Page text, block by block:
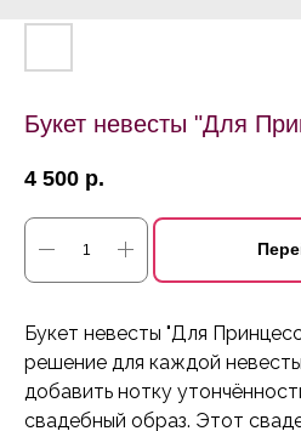
Букет невесты "Для
4 500 р.
Букет невесты "Для
решение для каждой
добавить нотку
свадебный образ. Этот